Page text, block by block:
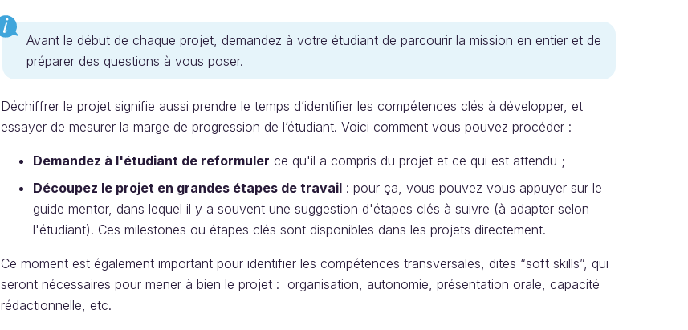
Avant le début de chaque projet, demandez à votre étudiant de parcourir la mission en entier et de
préparer des questions à vous poser.
Déchiffrer le projet signifie aussi prendre le temps d’identifier les compétences clés à développer, et
essayer de mesurer la marge de progression de l’étudiant. Voici comment vous pouvez procéder :
Demandez à l'étudiant de reformuler ce qu'il a compris du projet et ce qui est attendu ;
Découpez le projet en grandes étapes de travail : pour ça, vous pouvez vous appuyer sur le
guide mentor, dans lequel il y a souvent une suggestion d'étapes clés à suivre (à adapter selon
l'étudiant). Ces milestones ou étapes clés sont disponibles dans les projets directement.
Ce moment est également important pour identifier les compétences transversales, dites “soft skills”, qui
seront nécessaires pour mener à bien le projet : organisation, autonomie, présentation orale, capacité
rédactionnelle, etc.